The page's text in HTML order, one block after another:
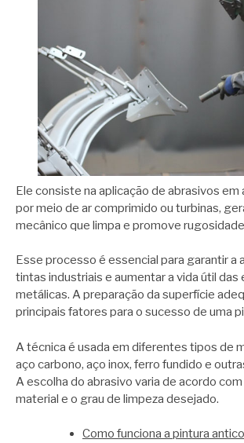
Ele consiste na aplicação de abrasivos em
por meio de ar comprimido ou turbinas,
mecânico que limpa e promove
Esse processo é essencial para garantir a
tintas industriais e aumentar a vida útil das
metálicas. A preparação da superfície
principais fatores para o sucesso de uma
A técnica é usada em diferentes tipos de
aço carbono, aço inox, ferro fundido e
A escolha do abrasivo varia de acordo
material e o grau de limpeza desejado.
Como funciona a pintura